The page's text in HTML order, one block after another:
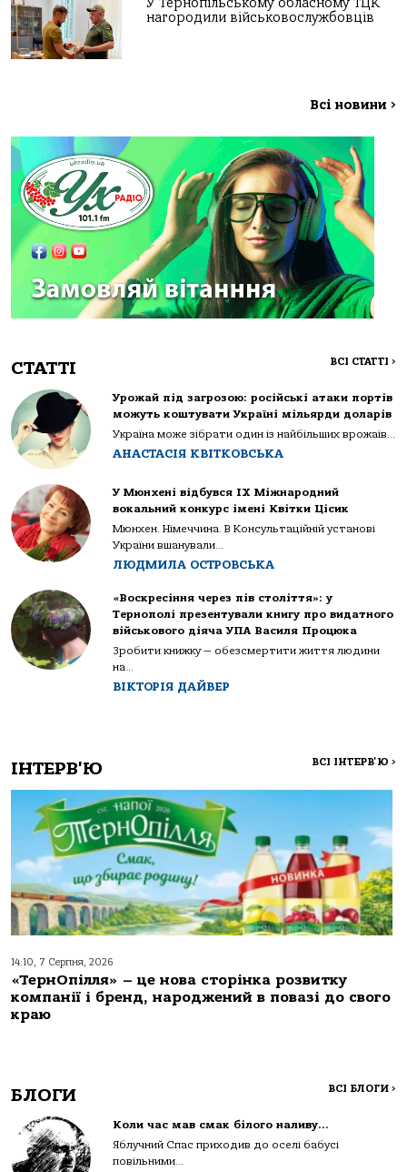
У Тернопільському обласному ТЦК
нагородили військовослужбовців
Всі новини >
СТАТТІ ВСІ СТАТТІ >
Урожай під загрозою: російські атаки портів
можуть коштувати Україні мільярди доларів
Україна може зібрати один із найбільших врожаїв...
АНАСТАСІЯ КВІТКОВСЬКА
У Мюнхені відбувся IX Міжнародний
вокальний конкурс імені Квітки Цісик
Мюнхен. Німеччина. В Консультаційній установі
України вшанували...
ЛЮДМИЛА ОСТРОВСЬКА
«Воскресіння через пів століття»: у
Тернополі презентували книгу про видатного
військового діяча УПА Василя Процюка
Зробити книжку — обезсмертити життя людини
на...
ВІКТОРІЯ ДАЙВЕР
ІНТЕРВ'Ю ВСІ ІНТЕРВ'Ю >
14:10, 7 Серпня, 2026
«ТернОпілля» – це нова сторінка розвитку
компанії і бренд, народжений в повазі до свого
краю
БЛОГИ ВСІ БЛОГИ >
Коли час мав смак білого наливу…
Яблучний Спас приходив до оселі бабусі
повільними...